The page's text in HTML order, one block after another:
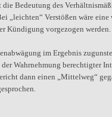
Bedeutung des
„leichten“ Verstößen wäre
Kündigung vorgezogen werden.
im Ergebnis
Wahrnehmung berechtigter
dann einen „Mittelweg“